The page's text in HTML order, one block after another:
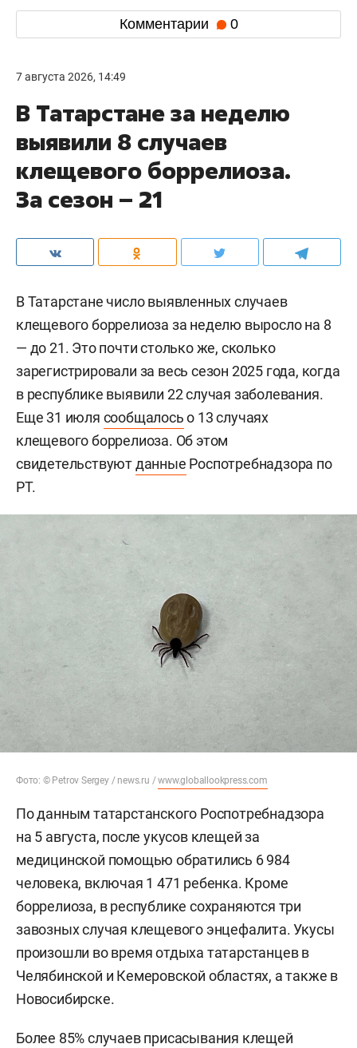
Комментарии 0
7 августа 2026, 14:49
В Татарстане за неделю
выявили 8 случаев
клещевого боррелиоза.
За сезон – 21
В Татарстане число выявленных случаев
клещевого боррелиоза за неделю выросло на 8
— до 21. Это почти столько же, сколько
зарегистрировали за весь сезон 2025 года, когда
в республике выявили 22 случая заболевания.
Еще 31 июля сообщалосьо 13 случаях
клещевого боррелиоза. Об этом
свидетельствуютданные Роспотребнадзора по
РТ.
Фото: © Petrov Sergey / news.ru /www.globallookpress.com
По данным татарстанского Роспотребнадзора
на 5 августа, после укусов клещей за
медицинской помощью обратились 6 984
человека, включая 1 471 ребенка. Кроме
боррелиоза, в республике сохраняются три
завозных случая клещевого энцефалита. Укусы
произошли во время отдыха татарстанцев в
Челябинской и Кемеровской областях, а также в
Новосибирске.
Более 85% случаев присасывания клещей